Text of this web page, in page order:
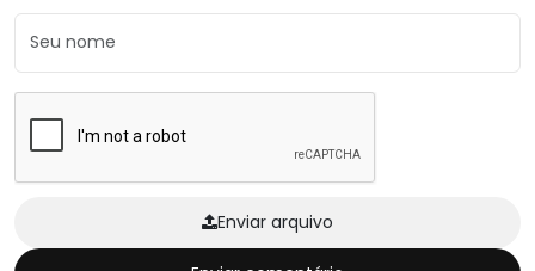
Enviar arquivo